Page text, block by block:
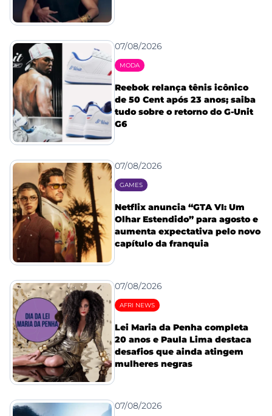
07/08/2026
MODA
Reebok relança tênis icônico
de 50 Cent após 23 anos; saiba
tudo sobre o retorno do G-Unit
G6
07/08/2026
GAMES
Netflix anuncia “GTA VI: Um
Olhar Estendido” para agosto e
aumenta expectativa pelo novo
capítulo da franquia
07/08/2026
AFRI NEWS
Lei Maria da Penha completa
20 anos e Paula Lima destaca
desafios que ainda atingem
mulheres negras
07/08/2026